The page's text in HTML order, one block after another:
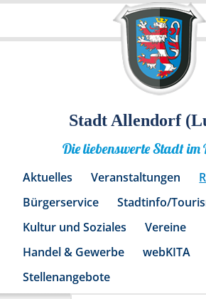
Stadt Allendorf
Die liebenswerte Stadt
Aktuelles Veranstaltungen
Bürgerservice
Stadtinfo/
Kultur und Soziales
Vereine
Handel & Gewerbe
webKITA
Stellenangebote